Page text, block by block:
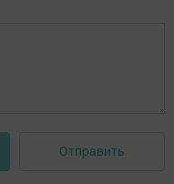
Отправить